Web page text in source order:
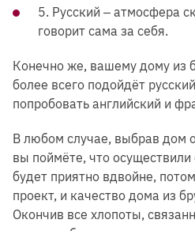
5. Русский ‒ атмосфера
говорит сама за себя.
Конечно же, вашему дому из
более всего подойдёт
попробовать английский и
В любом случае, выбрав дом
вы поймёте, что
будет приятно вдвойне,
проект, и качество дома из
Окончив все хлопоты,